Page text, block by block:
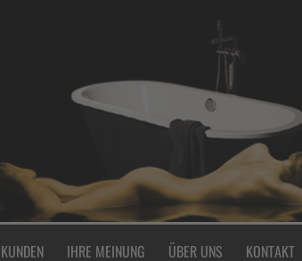
KUNDEN IHRE MEINUNG ÜBER UNS KONTAKT